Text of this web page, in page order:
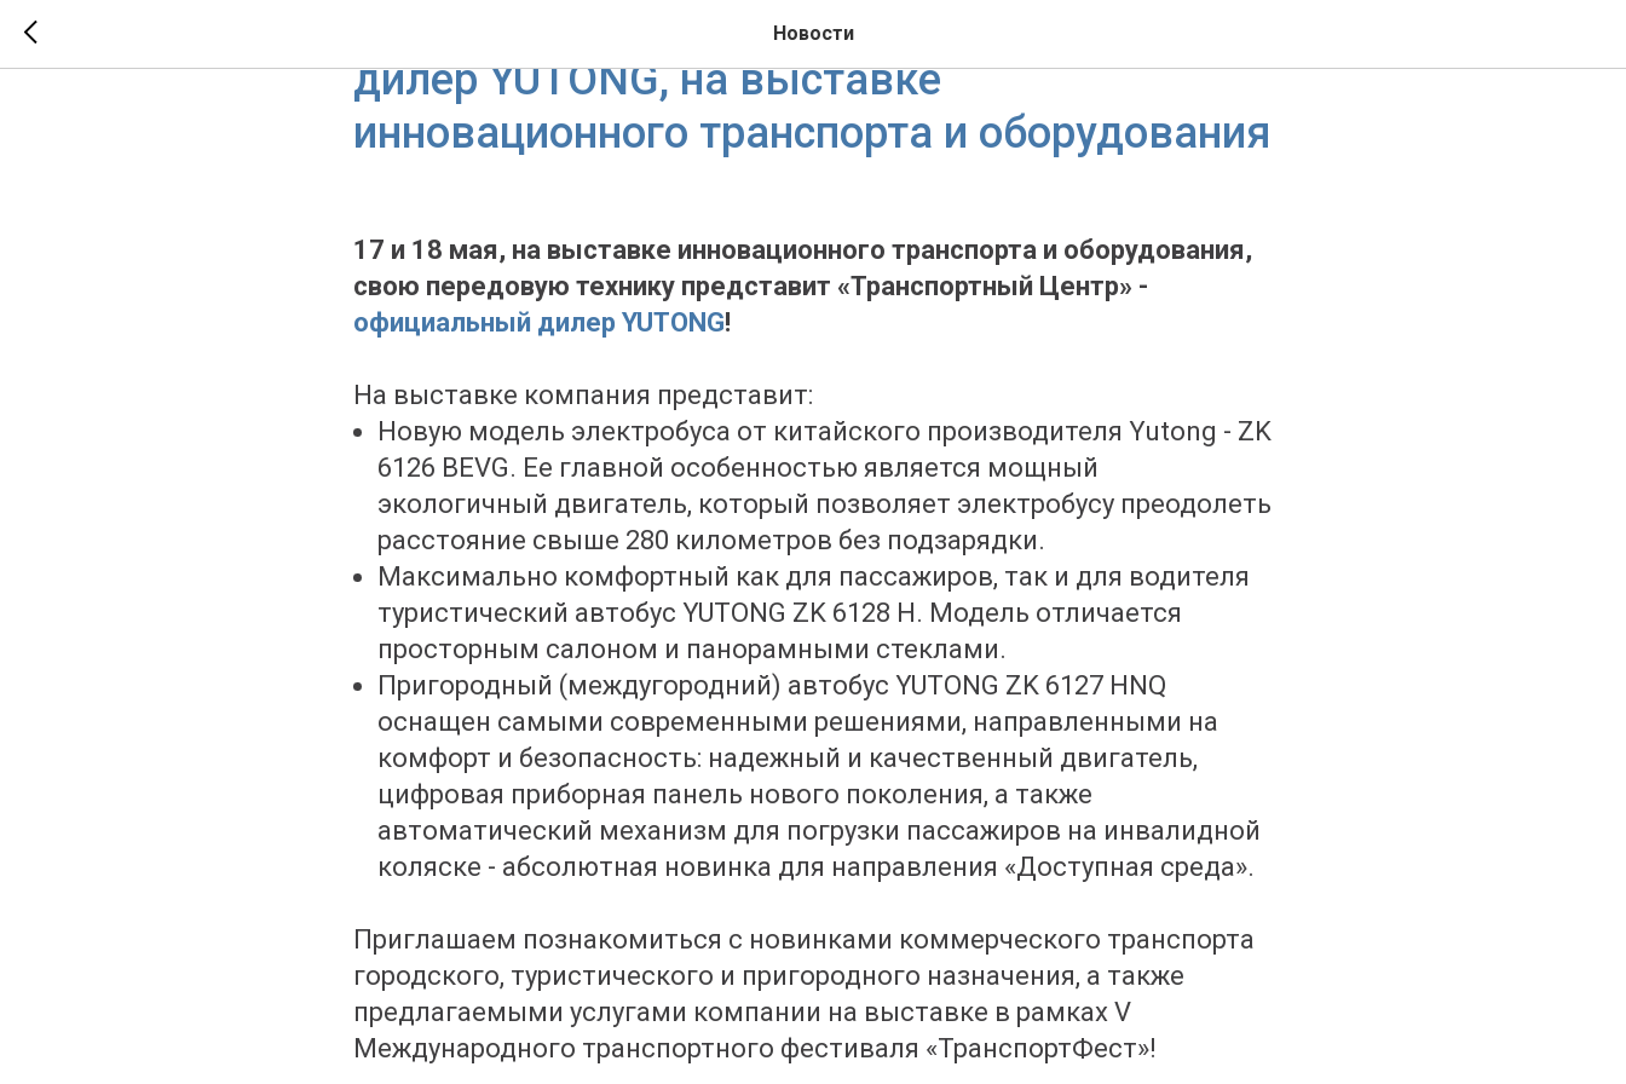
Новости
«Транспортный Центр» - официальный
дилер YUTONG, на выставке
инновационного транспорта и оборудования
17 и 18 мая, на выставке инновационного транспорта и оборудования,
свою передовую технику представит «Транспортный Центр» -
официальный дилер YUTONG!
На выставке компания представит:
Новую модель электробуса от китайского производителя Yutong - ZK
6126 BEVG. Ее главной особенностью является мощный
экологичный двигатель, который позволяет электробусу преодолеть
расстояние свыше 280 километров без подзарядки.
Максимально комфортный как для пассажиров, так и для водителя
туристический автобус YUTONG ZK 6128 H. Модель отличается
просторным салоном и панорамными стеклами.
Пригородный (междугородний) автобус YUTONG ZK 6127 HNQ
оснащен самыми современными решениями, направленными на
комфорт и безопасность: надежный и качественный двигатель,
цифровая приборная панель нового поколения, а также
автоматический механизм для погрузки пассажиров на инвалидной
коляске - абсолютная новинка для направления «Доступная среда».
Приглашаем познакомиться с новинками коммерческого транспорта
городского, туристического и пригородного назначения, а также
предлагаемыми услугами компании на выставке в рамках V
Международного транспортного фестиваля «ТранспортФест»!